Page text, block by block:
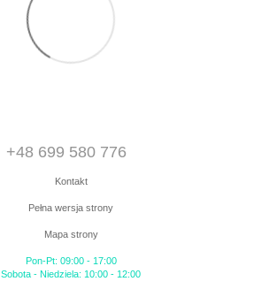
+48 699 580 776
Kontakt
Pełna wersja strony
Mapa strony
Pon-Pt: 09:00 - 17:00
Sobota - Niedziela: 10:00 - 12:00